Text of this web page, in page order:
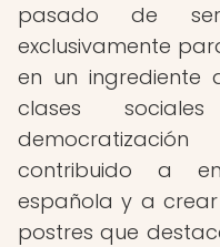
pasado de
exclusivamente
en un ingrediente
clases
contribuido a
española y a
postres que